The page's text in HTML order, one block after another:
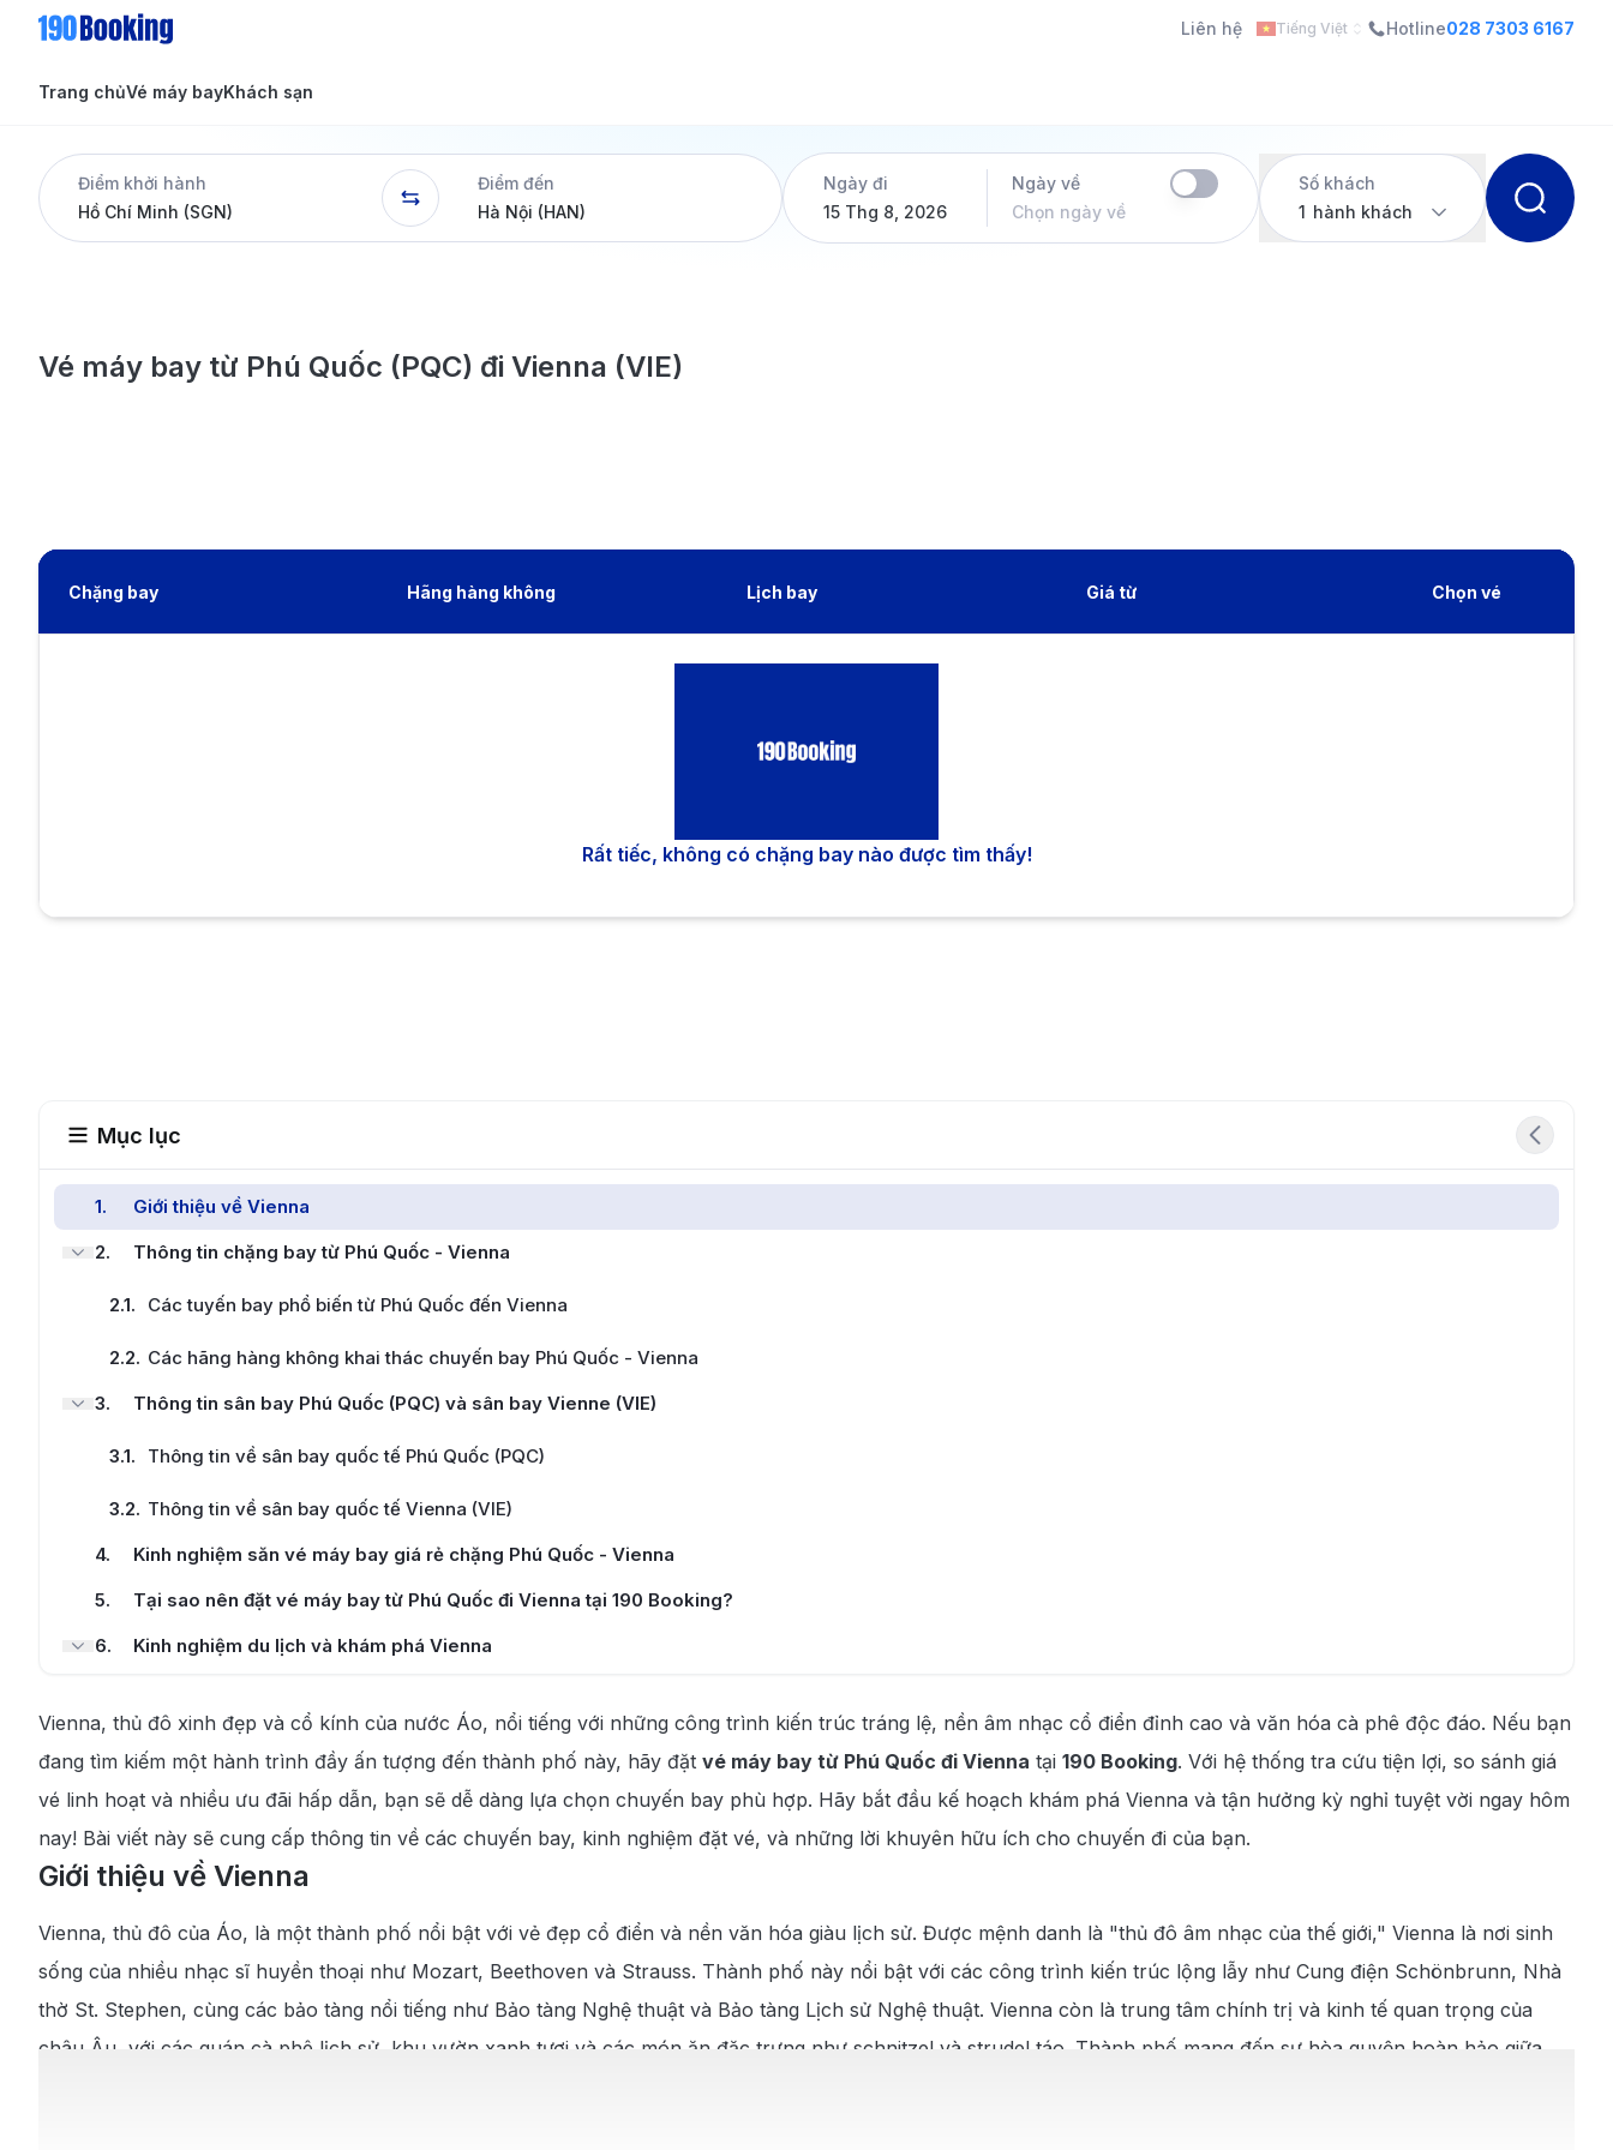
Liên hệ Tiếng Việt Hotline028 7303 6167
Trang chủVé máy bay
Tin tức
Dịch vụ
Khách sạn
Tin tức
Điểm khởi hành
Điểm đến
Ngày đi
15 Thg 8, 2026
Ngày về
Chọn ngày về
Số khách
1 hành khách
Vé máy bay từ Phú Quốc (PQC) đi Vienna (VIE)
Chặng bay Hãng hàng không Lịch bay Giá từ Chọn vé
Rất tiếc, không có chặng bay nào được tìm thấy!
Mục lục
1.
Giới thiệu về Vienna
2. Thông tin chặng bay từ Phú Quốc - Vienna
2.1. Các tuyến bay phổ biến từ Phú Quốc đến Vienna
2.2. Các hãng hàng không khai thác chuyến bay Phú Quốc - Vienna
3. Thông tin sân bay Phú Quốc (PQC) và sân bay Vienne (VIE)
3.1. Thông tin về sân bay quốc tế Phú Quốc (PQC)
3.2. Thông tin về sân bay quốc tế Vienna (VIE)
4.
Kinh nghiệm săn vé máy bay giá rẻ chặng Phú Quốc - Vienna
5.
Tại sao nên đặt vé máy bay từ Phú Quốc đi Vienna tại 190 Booking?
6. Kinh nghiệm du lịch và khám phá Vienna
6.2. Những địa điểm tham quan nổi bật ở Vienna
6.3. Khám phá ẩm thực tại Vienna
Vienna, thủ đô xinh đẹp và cổ kính của nước Áo, nổi tiếng với những công trình kiến trúc tráng lệ, nền âm nhạc cổ điển đỉnh cao và văn hóa cà phê độc đáo. Nếu bạn
đang tìm kiếm một hành trình đầy ấn tượng đến thành phố này, hãy đặt vé máy bay từ Phú Quốc đi Vienna tại 190 Booking. Với hệ thống tra cứu tiện lợi, so sánh giá
vé linh hoạt và nhiều ưu đãi hấp dẫn, bạn sẽ dễ dàng lựa chọn chuyến bay phù hợp. Hãy bắt đầu kế hoạch khám phá Vienna và tận hưởng kỳ nghỉ tuyệt vời ngay hôm
nay! Bài viết này sẽ cung cấp thông tin về các chuyến bay, kinh nghiệm đặt vé, và những lời khuyên hữu ích cho chuyến đi của bạn.
Giới thiệu về Vienna
Vienna, thủ đô của Áo, là một thành phố nổi bật với vẻ đẹp cổ điển và nền văn hóa giàu lịch sử. Được mệnh danh là "thủ đô âm nhạc của thế giới," Vienna là nơi sinh
sống của nhiều nhạc sĩ huyền thoại như Mozart, Beethoven và Strauss. Thành phố này nổi bật với các công trình kiến trúc lộng lẫy như Cung điện Schönbrunn, Nhà
thờ St. Stephen, cùng các bảo tàng nổi tiếng như Bảo tàng Nghệ thuật và Bảo tàng Lịch sử Nghệ thuật. Vienna còn là trung tâm chính trị và kinh tế quan trọng của
châu Âu, với các quán cà phê lịch sử, khu vườn xanh tươi và các món ăn đặc trưng như schnitzel và strudel táo. Thành phố mang đến sự hòa quyện hoàn hảo giữa